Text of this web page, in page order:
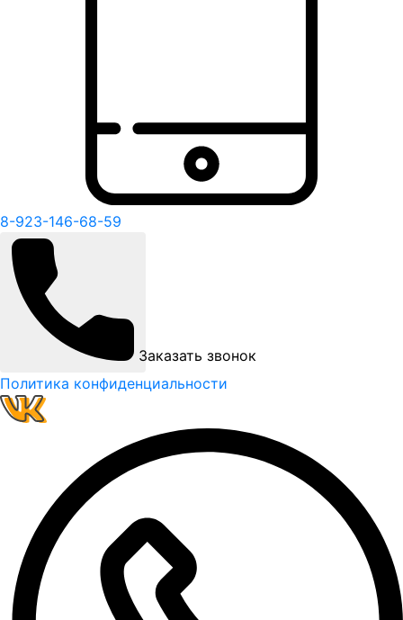
8-923-146-68-59
Заказать звонок
Политика конфиденциальности